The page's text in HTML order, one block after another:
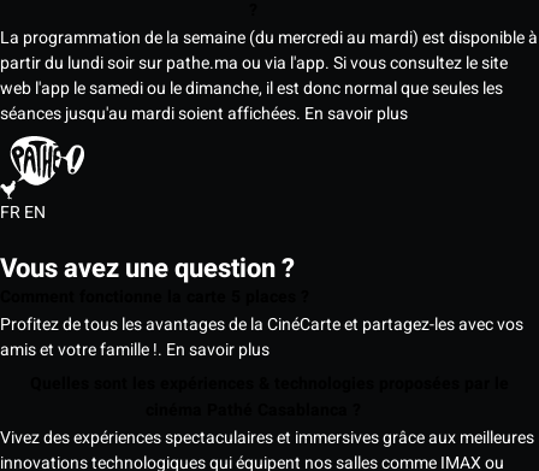
La programmation de la semaine (du mercredi au mardi) est disponible à
partir du lundi soir sur pathe.ma ou via l'app. Si vous consultez le site
web l'app le samedi ou le dimanche, il est donc normal que seules les
séances jusqu'au mardi soient affichées. En savoir plus
FREN
Vous avez une question ?
Profitez de tous les avantages de la CinéCarte et partagez-les avec vos
amis et votre famille !. En savoir plus
Vivez des expériences spectaculaires et immersives grâce aux meilleures
innovations technologiques qui équipent nos salles comme IMAX ou